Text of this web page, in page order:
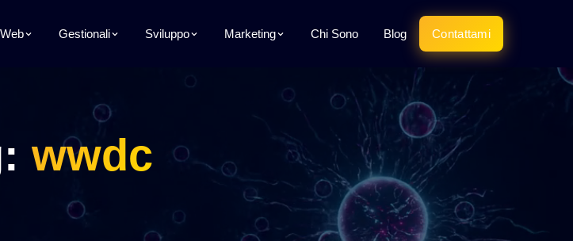
Gestionali Sviluppo Marketing Chi Sono Blog Contattami
wwdc